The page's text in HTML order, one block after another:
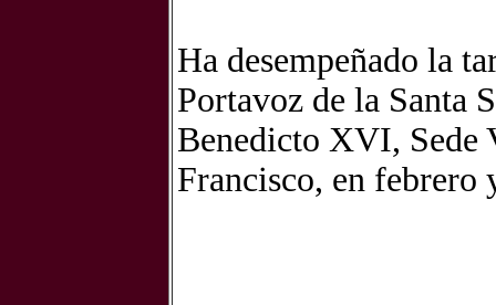
Ha desempeñado la
Portavoz de la Santa
Benedicto XVI, Sede
Francisco, en febrero